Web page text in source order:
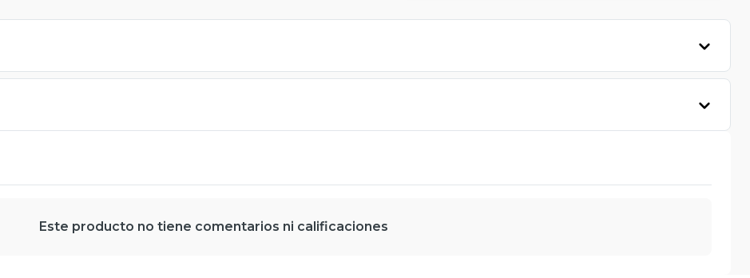
Este producto no tiene comentarios ni calificaciones